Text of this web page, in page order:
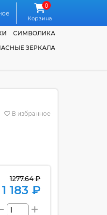
0
Корзина
СИМВОЛИКА
ЗЕРКАЛА
В избранное
1277.64 ₽
1 183 ₽